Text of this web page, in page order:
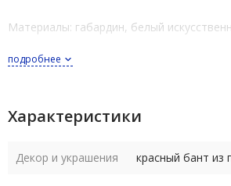
Материалы: габардин, белый
Размер универсальный - для женщин и
искусственным мехом. Декор - красный
Кокошник завязывается сзади
подробнее
Характеристики
Декор и украшения красный бант из